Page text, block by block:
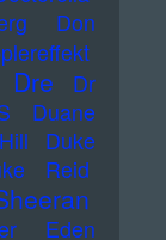
Don
Dre
Dr
Duane
Duke
Reid
Eden